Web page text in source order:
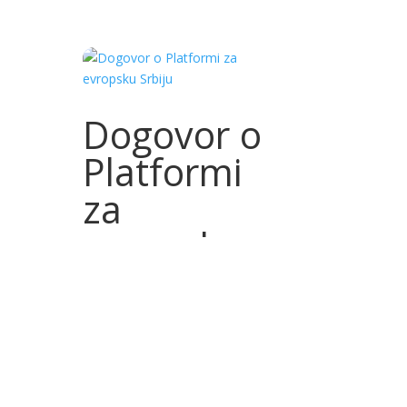
Dogovor o
Platformi
za
evropsku